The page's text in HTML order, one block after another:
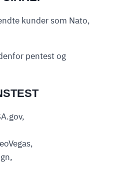
kunder som Nato,
pentest og